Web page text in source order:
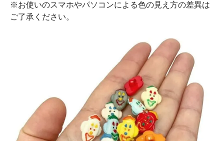
※お使いのスマホやパソコンによる色の見え方の差異は
ご了承ください。